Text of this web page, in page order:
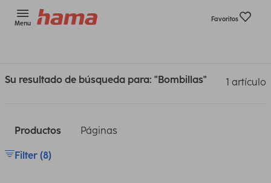
Menu
Favoritos
Su resultado de búsqueda para: "Bombillas" 1 artículo
Productos Páginas
Filter (8)